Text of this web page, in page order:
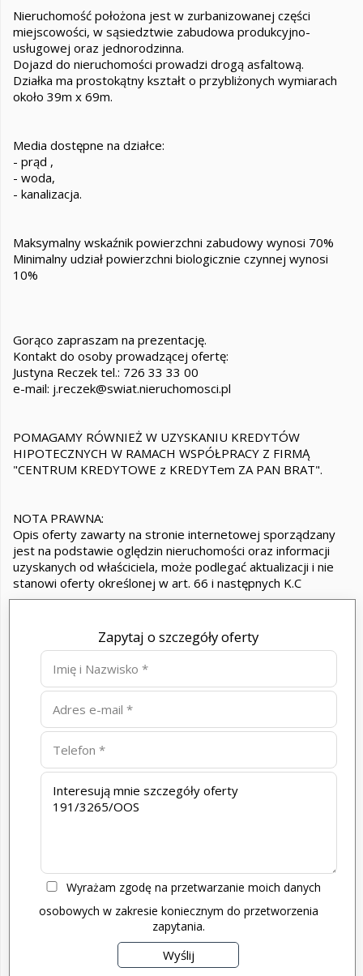
Nieruchomość położona jest w zurbanizowanej części
miejscowości, w sąsiedztwie zabudowa produkcyjno-
usługowej oraz jednorodzinna.
Dojazd do nieruchomości prowadzi drogą asfaltową.
Działka ma prostokątny kształt o przybliżonych wymiarach
około 39m x 69m.
Media dostępne na działce:
- prąd ,
- woda,
- kanalizacja.
Maksymalny wskaźnik powierzchni zabudowy wynosi 70%
Minimalny udział powierzchni biologicznie czynnej wynosi
10%
Gorąco zapraszam na prezentację.
Kontakt do osoby prowadzącej ofertę:
Justyna Reczek tel.: 726 33 33 00
e-mail: j.reczek@swiat.nieruchomosci.pl
POMAGAMY RÓWNIEŻ W UZYSKANIU KREDYTÓW
HIPOTECZNYCH W RAMACH WSPÓŁPRACY Z FIRMĄ
"CENTRUM KREDYTOWE z KREDYTem ZA PAN BRAT".
NOTA PRAWNA:
Opis oferty zawarty na stronie internetowej sporządzany
jest na podstawie oględzin nieruchomości oraz informacji
uzyskanych od właściciela, może podlegać aktualizacji i nie
stanowi oferty określonej w art. 66 i następnych K.C
Zapytaj o szczegóły oferty
Wyrażam zgodę na przetwarzanie moich danych
osobowych w zakresie koniecznym do przetworzenia
zapytania.